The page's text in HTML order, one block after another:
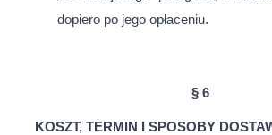
dopiero po jego opłaceniu.
§ 6
KOSZT, TERMIN I SPOSOBY